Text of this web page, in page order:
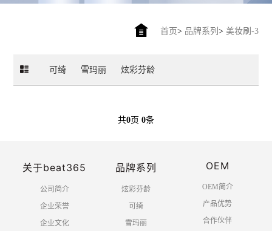
首页> 品牌系列 > 美妆刷-3
可绮 雪玛丽 炫彩芬龄
共0页 0条
关于beat365
公司简介
企业荣誉
企业文化
品牌系列
炫彩芬龄
可绮
雪玛丽
OEM
OEM简介
产品优势
合作伙伴